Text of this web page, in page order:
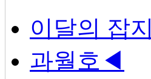
이달의 잡지
과월호 ◀